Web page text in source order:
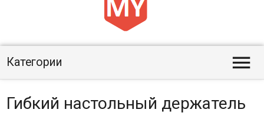
Категории 
Гибкий настольный держатель